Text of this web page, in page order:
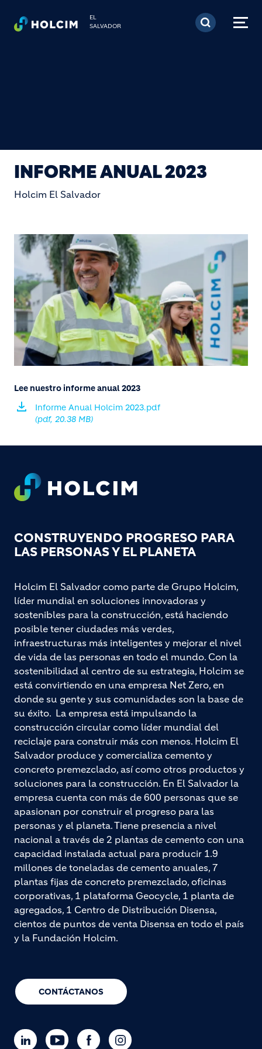
Pasar al contenido
EL
SALVADOR
INFORME ANUAL 2023
Holcim El Salvador
Lee nuestro informe anual 2023
Informe Anual Holcim 2023.pdf
(pdf, 20.38 MB)
Footer
CONSTRUYENDO PROGRESO PARA
LAS PERSONAS Y EL PLANETA
CONTÁCTANOS
Holcim El Salvador como parte de Grupo Holcim,
líder mundial en soluciones innovadoras y
sostenibles para la construcción, está haciendo
posible tener ciudades más verdes,
infraestructuras más inteligentes y mejorar el nivel
de vida de las personas en todo el mundo. Con la
sostenibilidad al centro de su estrategia, Holcim se
está convirtiendo en una empresa Net Zero, en
donde su gente y sus comunidades son la base de
su éxito. La empresa está impulsando la
construcción circular como líder mundial del
reciclaje para construir más con menos. Holcim El
Salvador produce y comercializa cemento y
concreto premezclado, así como otros productos y
soluciones para la construcción. En El Salvador la
empresa cuenta con más de 600 personas que se
apasionan por construir el progreso para las
personas y el planeta. Tiene presencia a nivel
nacional a través de 2 plantas de cemento con una
capacidad instalada actual para producir 1.9
millones de toneladas de cemento anuales, 7
plantas fijas de concreto premezclado, oficinas
corporativas, 1 plataforma Geocycle, 1 planta de
agregados, 1 Centro de Distribución Disensa,
cientos de puntos de venta Disensa en todo el país
y la Fundación Holcim.